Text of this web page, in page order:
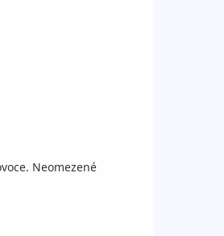
Neomezené